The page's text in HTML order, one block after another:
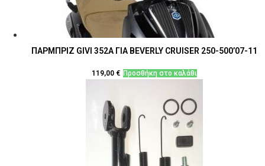
ΠΑΡΜΠΡΙΖ GIVI 352Α ΓΙΑ BEVERLY CRUISER 250-500’07-11
119,00 € Προσθήκη στο καλάθι